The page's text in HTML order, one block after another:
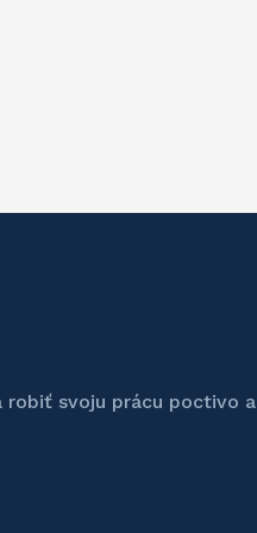
robiť svoju prácu poctivo a